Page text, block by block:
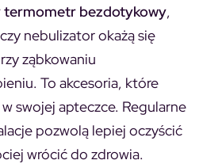
termometr bezdotykowy,
czy nebulizator okażą się
ząbkowaniu
To akcesoria, które
swojej apteczce. Regularne
pozwolą lepiej oczyścić
wrócić do zdrowia.